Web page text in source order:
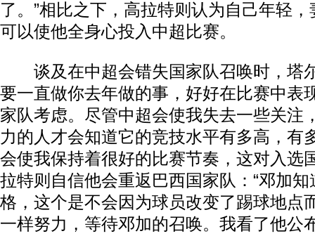
了。”相比之下，高拉特则认为自己年轻
可以使他全身心投入中超比赛。
谈及在中超会错失国家队召唤时，塔
要一直做你去年做的事，好好在比赛中表
家队考虑。尽管中超会使我失去一些关注
力的人才会知道它的竞技水平有多高，有
会使我保持着很好的比赛节奏，这对入选
拉特则自信他会重返巴西国家队：“邓加
格，这个是不会因为球员改变了踢球地点
一样努力，等待邓加的召唤。我看了他公